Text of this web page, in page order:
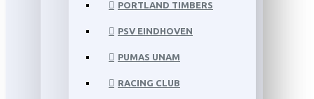
PORTLAND TIMBERS
PSV EINDHOVEN
PUMAS UNAM
RACING CLUB